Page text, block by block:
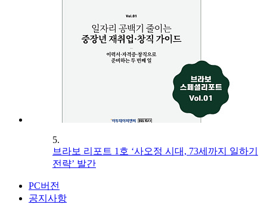
5.
브라보 리포트 1호 ‘사오정 시대, 73세까지 일하기
전략’ 발간
PC버전
공지사항